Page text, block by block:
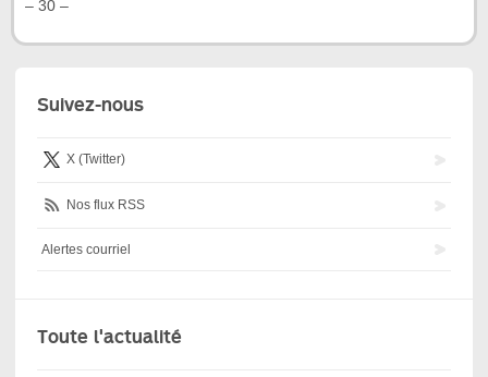
– 30 –
Suivez-nous
X (Twitter)
Nos flux RSS
Alertes courriel
Toute l'actualité